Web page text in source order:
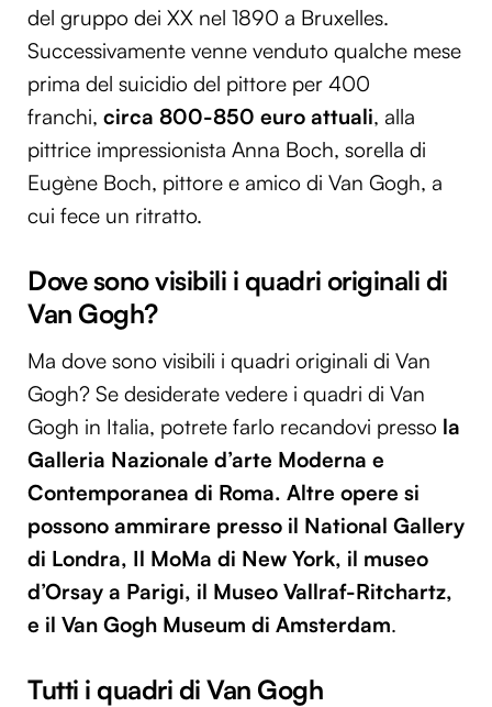
del gruppo dei XX nel 1890 a Bruxelles.
Successivamente venne venduto qualche mese
prima del suicidio del pittore per 400
franchi, circa 800-850 euro attuali, alla
pittrice impressionista Anna Boch, sorella di
Eugène Boch, pittore e amico di Van Gogh, a
cui fece un ritratto.
Dove sono visibili i quadri originali di
Van Gogh?
Ma dove sono visibili i quadri originali di Van
Gogh? Se desiderate vedere i quadri di Van
Gogh in Italia, potrete farlo recandovi presso la
Galleria Nazionale d’arte Moderna e
Contemporanea di Roma. Altre opere si
possono ammirare presso il National Gallery
di Londra, Il MoMa di New York, il museo
d’Orsay a Parigi, il Museo Vallraf-Ritchartz,
e il Van Gogh Museum di Amsterdam.
Tutti i quadri di Van Gogh